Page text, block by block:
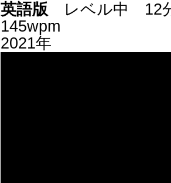
英語版 レベル中
145wpm
2021年